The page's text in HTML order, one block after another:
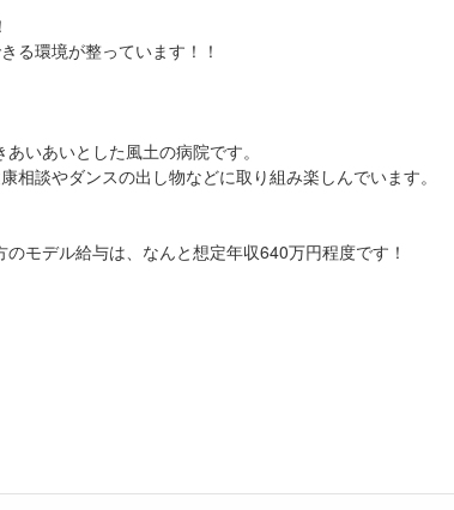
る環境が整っています！！
いあいとした風土の病院です。
談やダンスの出し物などに取り組み楽しんでいます。
モデル給与は、なんと想定年収640万円程度です！